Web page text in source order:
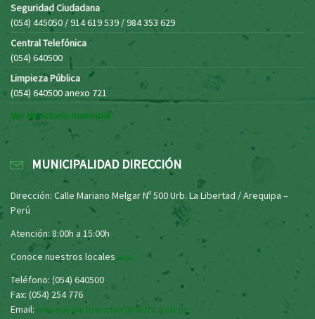
Seguridad Ciudadana
(054) 445050 / 914 619 539 / 984 353 629
Central Telefónica
(054) 640500
Limpieza Pública
(054) 640500 anexo 721
Ver directorio municipal
MUNICIPALIDAD DIRECCIÓN
Dirección: Calle Mariano Melgar Nº 500 Urb. La Libertad / Arequipa –
Perú
Atención: 8:00h a 15:00h
Conoce nuestros locales aquí
Teléfono: (054) 640500
Fax: (054) 254 776
Email: mesadepartesvirtual@mdcc.gob.pe